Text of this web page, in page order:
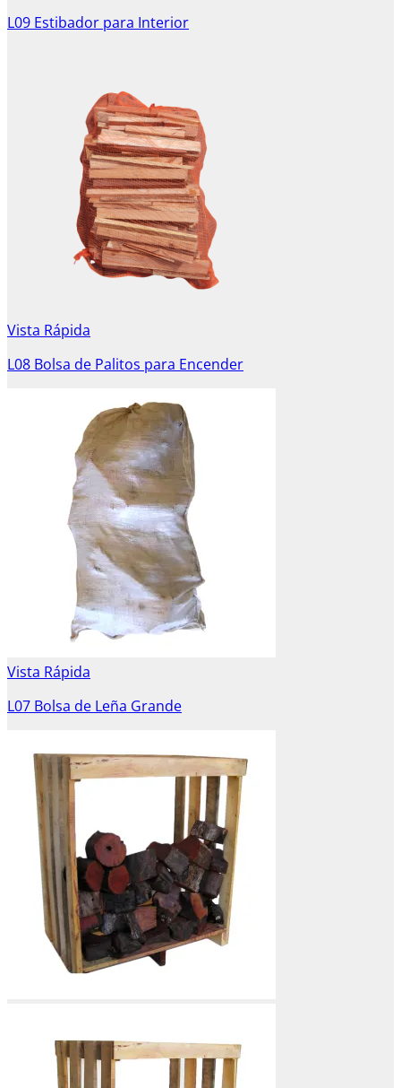
L09 Estibador para Interior
Vista Rápida
L08 Bolsa de Palitos para Encender
Vista Rápida
L07 Bolsa de Leña Grande